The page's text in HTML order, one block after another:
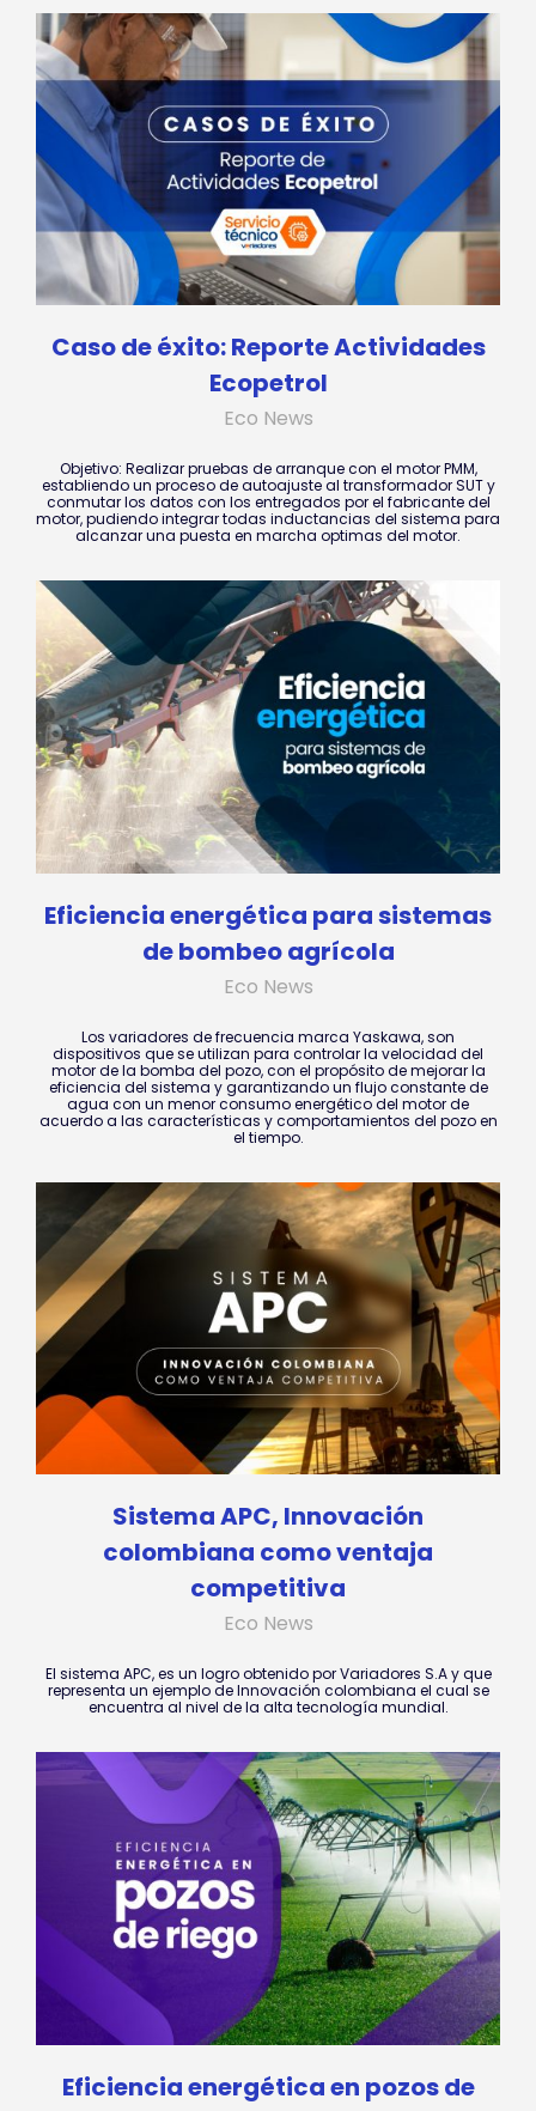
Caso de éxito: Reporte Actividades
Ecopetrol
Eco News
Objetivo: Realizar pruebas de arranque con el motor PMM,
establiendo un proceso de autoajuste al transformador SUT y
conmutar los datos con los entregados por el fabricante del
motor, pudiendo integrar todas inductancias del sistema para
alcanzar una puesta en marcha optimas del motor.
Eficiencia energética para sistemas
de bombeo agrícola
Eco News
Los variadores de frecuencia marca Yaskawa, son
dispositivos que se utilizan para controlar la velocidad del
motor de la bomba del pozo, con el propósito de mejorar la
eficiencia del sistema y garantizando un flujo constante de
agua con un menor consumo energético del motor de
acuerdo a las características y comportamientos del pozo en
el tiempo.
Sistema APC, Innovación
colombiana como ventaja
competitiva
Eco News
El sistema APC, es un logro obtenido por Variadores S.A y que
representa un ejemplo de Innovación colombiana el cual se
encuentra al nivel de la alta tecnología mundial.
Eficiencia energética en pozos de